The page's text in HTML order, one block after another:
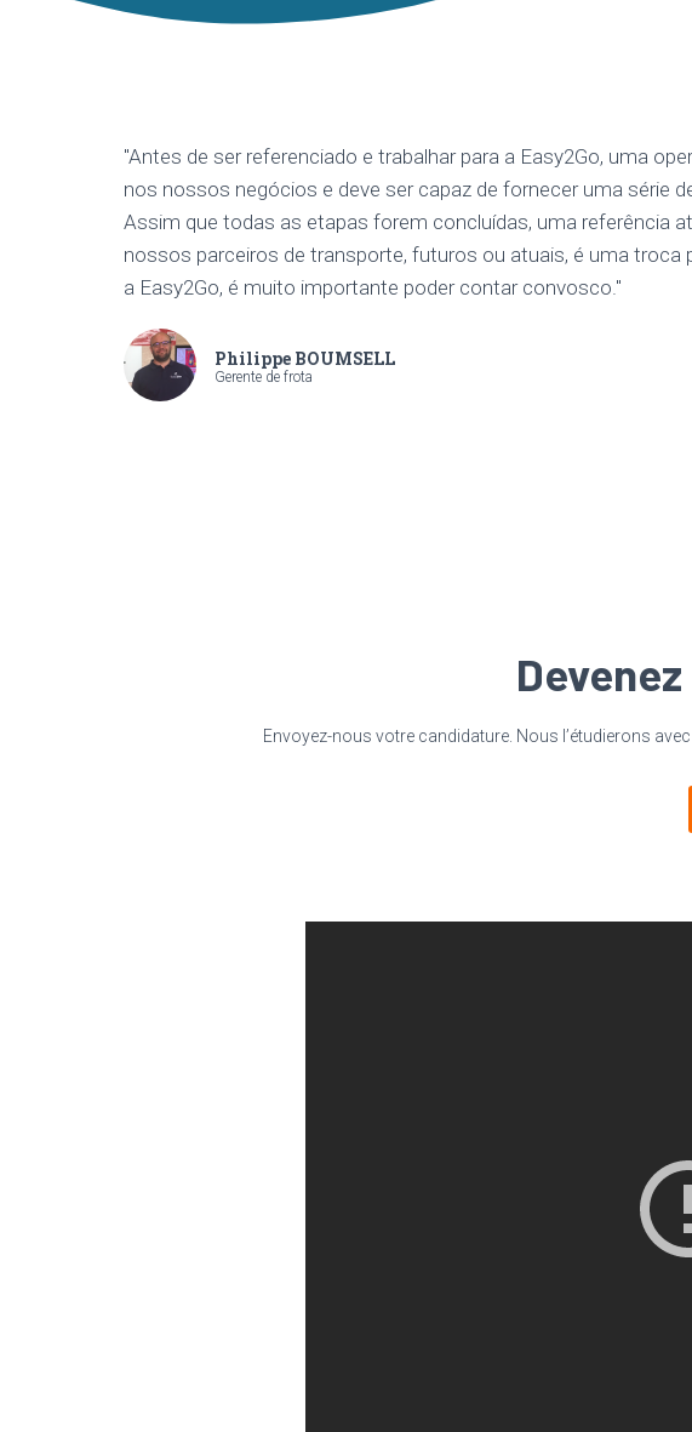
"Antes de ser referenciado e trabalhar para a Easy2Go, uma
nos nossos negócios e deve ser capaz de fornecer uma série
Assim que todas as etapas forem concluídas, uma referência
nossos parceiros de transporte, futuros ou atuais, é uma troca
a Easy2Go, é muito importante poder contar convosco."
Philippe BOUMSELL
Gerente de frota
Envoyez-nous votre candidature. Nous l’étudierons